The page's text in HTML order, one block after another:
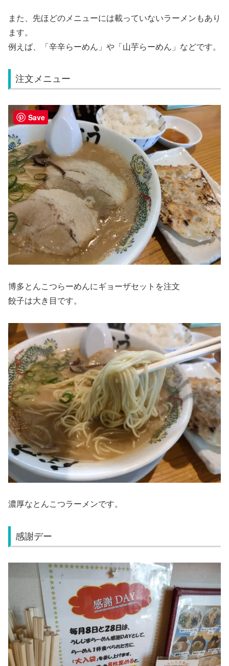
また、先ほどのメニューには載っていないラーメンもあり
ます。
例えば、「辛辛らーめん」や「山芋らーめん」などです。
注文メニュー
博多とんこつらーめんにギョーザセットを注文
餃子は大き目です。
濃厚なとんこつラーメンです。
感謝デー
Save